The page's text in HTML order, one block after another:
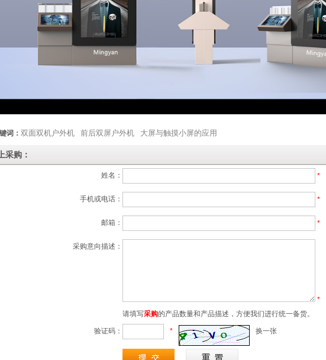
词： 双面双机户外机 前后双屏户外机 大屏与触摸小屏的应用
采购：
姓名： *
手机或电话： *
邮箱： *
采购意向描述：
*
请填写采购的产品数量和产品描述，方便我们进行统一备货。
验证码： * 换一张